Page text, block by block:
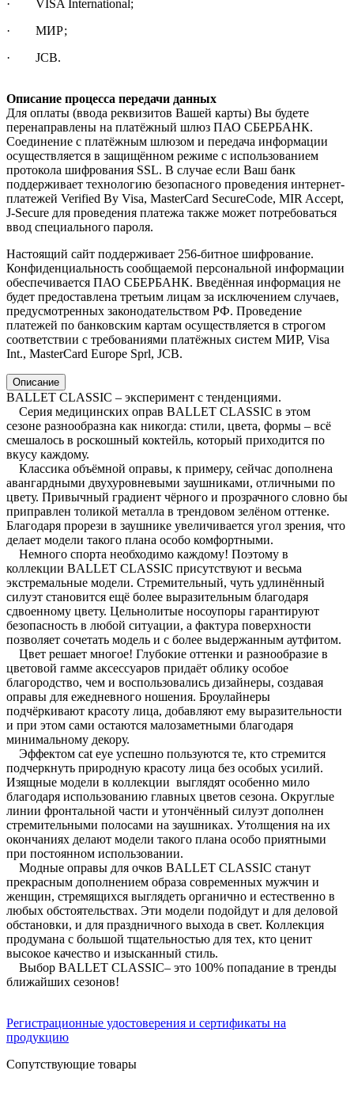
· VISA International;
· МИР;
· JCB.
Описание процесса передачи данных
Для оплаты (ввода реквизитов Вашей карты) Вы будете
перенаправлены на платёжный шлюз ПАО СБЕРБАНК.
Соединение с платёжным шлюзом и передача информации
осуществляется в защищённом режиме с использованием
протокола шифрования SSL. В случае если Ваш банк
поддерживает технологию безопасного проведения интернет-
платежей Verified By Visa, MasterCard SecureCode, MIR Accept,
J-Secure для проведения платежа также может потребоваться
ввод специального пароля.
Настоящий сайт поддерживает 256-битное шифрование.
Конфиденциальность сообщаемой персональной информации
обеспечивается ПАО СБЕРБАНК. Введённая информация не
будет предоставлена третьим лицам за исключением случаев,
предусмотренных законодательством РФ. Проведение
платежей по банковским картам осуществляется в строгом
соответствии с требованиями платёжных систем МИР, Visa
Int., MasterCard Europe Sprl, JCB.
Описание
BALLET CLASSIC – эксперимент с тенденциями.
Серия медицинских оправ BALLET CLASSIC в этом
сезоне разнообразна как никогда: стили, цвета, формы – всё
смешалось в роскошный коктейль, который приходится по
вкусу каждому.
Классика объёмной оправы, к примеру, сейчас дополнена
авангардными двухуровневыми заушниками, отличными по
цвету. Привычный градиент чёрного и прозрачного словно бы
приправлен толикой металла в трендовом зелёном оттенке.
Благодаря прорези в заушнике увеличивается угол зрения, что
делает модели такого плана особо комфортными.
Немного спорта необходимо каждому! Поэтому в
коллекции BALLET CLASSIC присутствуют и весьма
экстремальные модели. Стремительный, чуть удлинённый
силуэт становится ещё более выразительным благодаря
сдвоенному цвету. Цельнолитые носоупоры гарантируют
безопасность в любой ситуации, а фактура поверхности
позволяет сочетать модель и с более выдержанным аутфитом.
Цвет решает многое! Глубокие оттенки и разнообразие в
цветовой гамме аксессуаров придаёт облику особое
благородство, чем и воспользовались дизайнеры, создавая
оправы для ежедневного ношения. Броулайнеры
подчёркивают красоту лица, добавляют ему выразительности
и при этом сами остаются малозаметными благодаря
минимальному декору.
Эффектом cat eye успешно пользуются те, кто стремится
подчеркнуть природную красоту лица без особых усилий.
Изящные модели в коллекции выглядят особенно мило
благодаря использованию главных цветов сезона. Округлые
линии фронтальной части и утончённый силуэт дополнен
стремительными полосами на заушниках. Утолщения на их
окончаниях делают модели такого плана особо приятными
при постоянном использовании.
Модные оправы для очков BALLET CLASSIC станут
прекрасным дополнением образа современных мужчин и
женщин, стремящихся выглядеть органично и естественно в
любых обстоятельствах. Эти модели подойдут и для деловой
обстановки, и для праздничного выхода в свет. Коллекция
продумана с большой тщательностью для тех, кто ценит
высокое качество и изысканный стиль.
Выбор BALLET CLASSIC– это 100% попадание в тренды
ближайших сезонов!
Регистрационные удостоверения и сертификаты на
продукцию
Сопутствующие товары